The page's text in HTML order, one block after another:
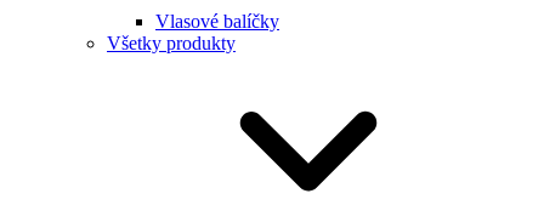
Vlasové balíčky
Všetky produkty